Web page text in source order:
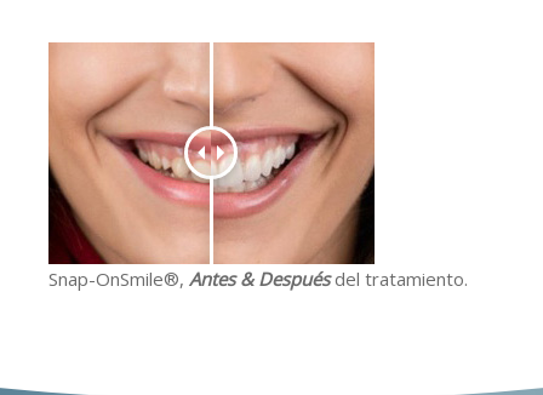
Snap-OnSmile®, Antes & Despuésdel tratamiento.